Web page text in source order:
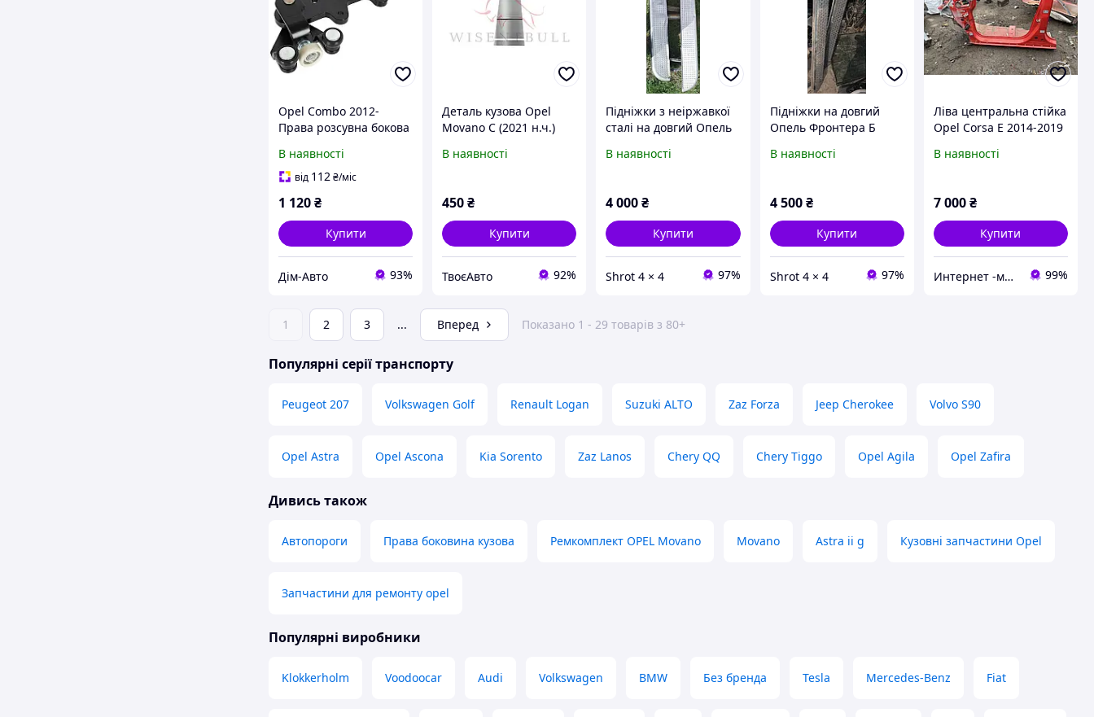
Opel Combo 2012-
Права розсувна бокова
В наявності
від 112₴/міс
1 120₴
Купити
Дім-Авто 93%
Деталь кузова Opel
Movano C (2021 н.ч.)
В наявності
450₴
Купити
ТвоєАвто 92%
Підніжки з неіржавкої
сталі на довгий Опель
року.
В наявності
4 000₴
Купити
Shrot 4 × 4 97%
Підніжки на довгий
Опель Фронтера Б
В наявності
4 500 ₴
Купити
Shrot 4 × 4 97%
Ліва центральна стійка
Opel Corsa E 2014-2019
В наявності
7 000₴
Купити
Интернет -магазин"Avto Drive" 99%
1 2 3 ... Вперед Показано 1 - 29 товарів з 80+
Популярні серії транспорту
Peugeot 207 Volkswagen Golf Renault Logan Suzuki ALTO Zaz Forza Jeep Cherokee Volvo S90
Opel Astra Opel Ascona Kia Sorento Zaz Lanos Chery QQ Chery Tiggo Opel Agila Opel Zafira
Дивись також
Автопороги Права боковина кузова Ремкомплект OPEL Movano Movano Astra ii g Кузовні запчастини Opel
Запчастини для ремонту opel
Популярні виробники
Klokkerholm Voodoocar Audi Volkswagen BMW Без бренда Tesla Mercedes-Benz Fiat